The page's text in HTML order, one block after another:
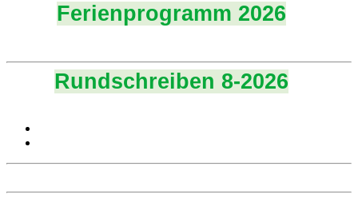
Ferienprogramm 2026
Rundschreiben 8-2026